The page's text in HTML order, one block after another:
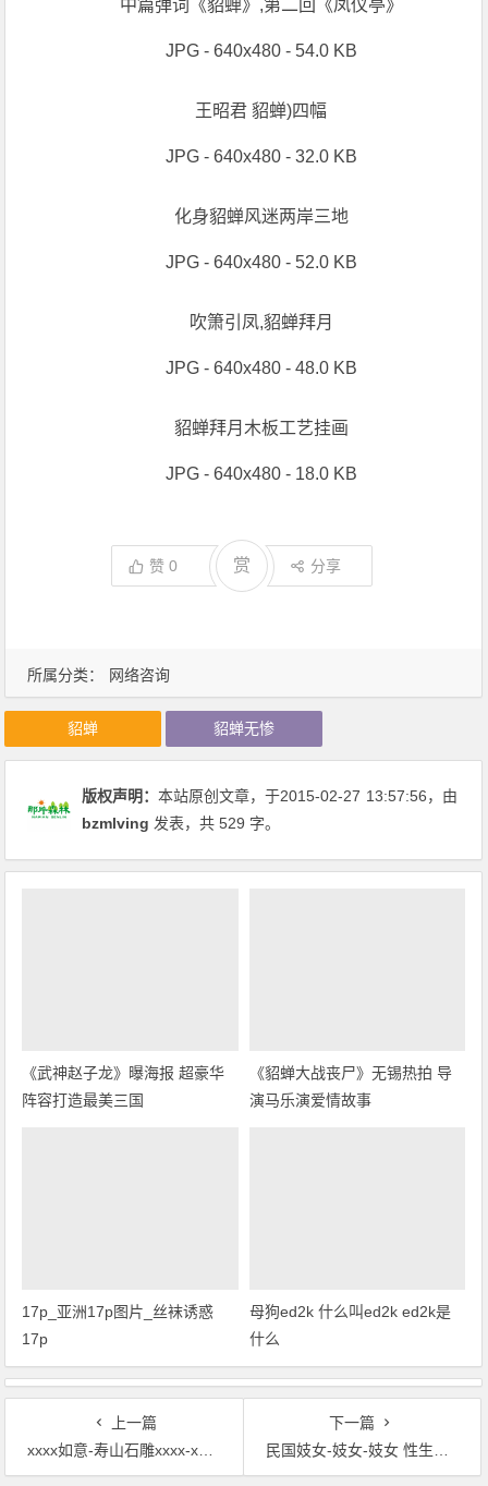
所属分类： 网络咨询
中篇弹词《貂蝉》,第二回《凤仪亭》
JPG - 640x480 - 54.0 KB
王昭君 貂蝉)四幅
JPG - 640x480 - 32.0 KB
化身貂蝉风迷两岸三地
JPG - 640x480 - 52.0 KB
吹箫引凤,貂蝉拜月
JPG - 640x480 - 48.0 KB
貂蝉拜月木板工艺挂画
JPG - 640x480 - 18.0 KB
赞0 赏 分享
貂蝉 貂蝉无惨
版权声明：本站原创文章，于2015-02-27 13:57:56，由
bzmlving 发表，共 529 字。
《武神赵子龙》曝海报 超豪华
阵容打造最美三国
《貂蝉大战丧尸》无锡热拍 导
演马乐演爱情故事
17p_亚洲17p图片_丝袜诱惑
17p
母狗ed2k 什么叫ed2k ed2k是
什么
上一篇
xxxx如意-寿山石雕xxxx-xx-木雕xxxx瑞兽灵芝
下一篇
民国妓女-妓女-妓女 性生活-嫔妃与妓女-一个妓女的自述